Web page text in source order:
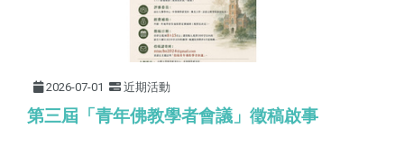
2026-07-01 近期活動
第三屆「青年佛教學者會議」徵稿啟事